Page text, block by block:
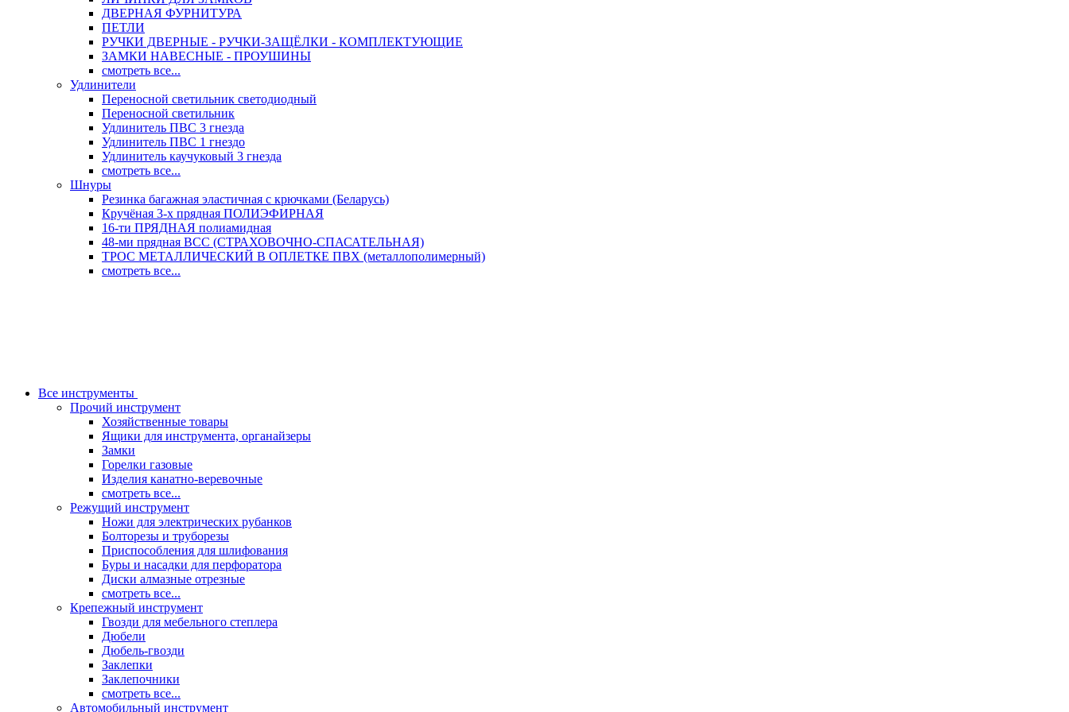
ДВЕРНАЯ ФУРНИТУРА
ПЕТЛИ
РУЧКИ ДВЕРНЫЕ - РУЧКИ-ЗАЩЁЛКИ - КОМПЛЕКТУЮЩИЕ
ЗАМКИ НАВЕСНЫЕ - ПРОУШИНЫ
смотреть все...
Удлинители
Переносной светильник светодиодный
Переносной светильник
Удлинитель ПВС 3 гнезда
Удлинитель ПВС 1 гнездо
Удлинитель каучуковый 3 гнезда
смотреть все...
Шнуры
Резинка багажная эластичная с крючками (Беларусь)
Кручёная 3-х прядная ПОЛИЭФИРНАЯ
16-ти ПРЯДНАЯ полиамидная
48-ми прядная ВСС (СТРАХОВОЧНО-СПАСАТЕЛЬНАЯ)
ТРОС МЕТАЛЛИЧЕСКИЙ В ОПЛЕТКЕ ПВХ (металлополимерный)
смотреть все...
Все инструменты
Прочий инструмент
Хозяйственные товары
Ящики для инструмента, органайзеры
Замки
Горелки газовые
Изделия канатно-веревочные
смотреть все...
Режущий инструмент
Ножи для электрических рубанков
Болторезы и труборезы
Приспособления для шлифования
Буры и насадки для перфоратора
Диски алмазные отрезные
смотреть все...
Крепежный инструмент
Гвозди для мебельного степлера
Дюбели
Дюбель-гвозди
Заклепки
Заклепочники
смотреть все...
Автомобильный инструмент